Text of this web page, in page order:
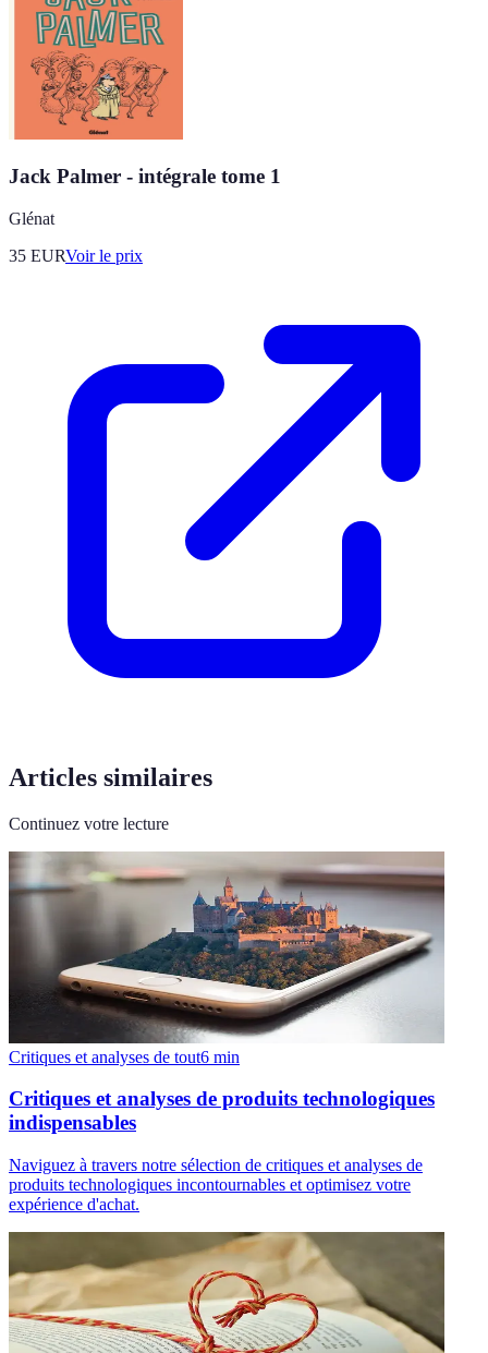
Jack Palmer - intégrale tome 1
Glénat
35 EURVoir le prix
Articles similaires
Continuez votre lecture
Critiques et analyses de tout6 min
Critiques et analyses de produits technologiques
indispensables
Naviguez à travers notre sélection de critiques et analyses de
produits technologiques incontournables et optimisez votre
expérience d'achat.